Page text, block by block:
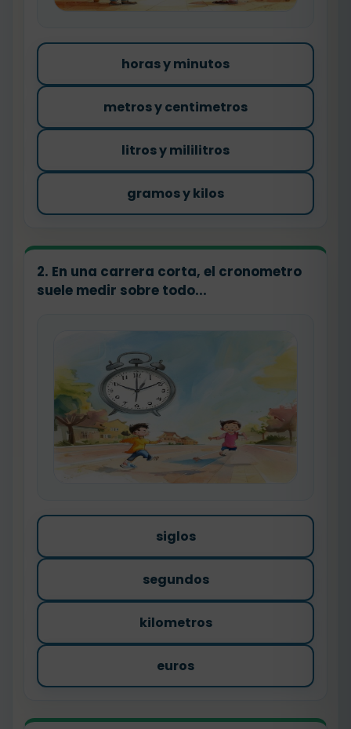
horas y minutos
metros y centimetros
litros y mililitros
gramos y kilos
2. En una carrera corta, el cronometro
suele medir sobre todo...
siglos
segundos
kilometros
euros